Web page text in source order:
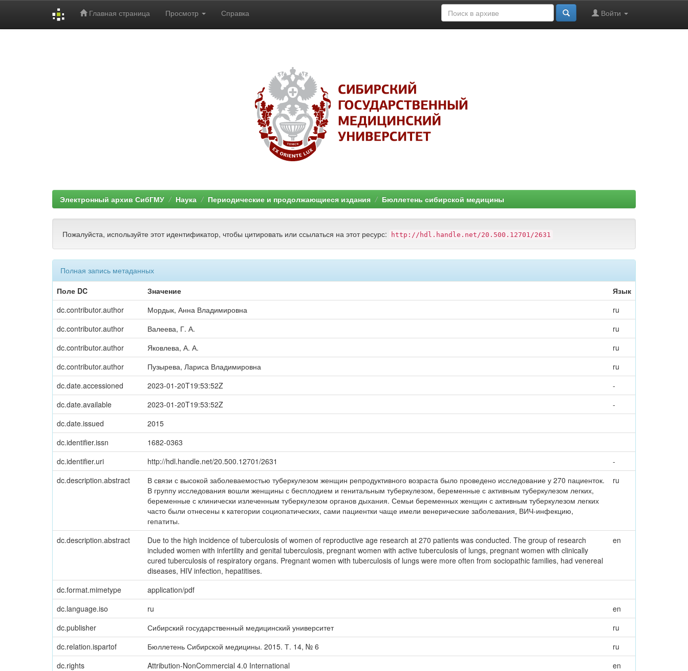
Главная страница Просмотр Справка Войти
Электронный архив СибГМУ Наука Периодические и продолжающиеся издания Бюллетень сибирской медицины
Пожалуйста, используйте этот идентификатор, чтобы цитировать или ссылаться на этот ресурс: http://hdl.handle.net/20.500.12701/2631
Полная запись метаданных
Поле DC
Значение
Язык
dc.contributor.author
Мордык, Анна Владимировна
ru
dc.contributor.author
Валеева, Г. А.
ru
dc.contributor.author
Яковлева, А. А.
ru
dc.contributor.author
Пузырева, Лариса Владимировна
ru
dc.date.accessioned
2023-01-20T19:53:52Z
-
dc.date.available
2023-01-20T19:53:52Z
-
dc.date.issued
2015
dc.identifier.issn
1682-0363
dc.identifier.uri
http://hdl.handle.net/20.500.12701/2631
-
dc.description.abstract
В связи с высокой заболеваемостью туберкулезом женщин репродуктивного возраста было проведено исследование у 270 пациенток.
В группу исследования вошли женщины с бесплодием и генитальным туберкулезом, беременные с активным туберкулезом легких,
беременные с клинически излеченным туберкулезом органов дыхания. Семьи беременных женщин с активным туберкулезом легких
часто были отнесены к категории социопатических, сами пациентки чаще имели венерические заболевания, ВИЧ-инфекцию,
гепатиты.
ru
dc.description.abstract
Due to the high incidence of tuberculosis of women of reproductive age research at 270 patients was conducted. The group of research
included women with infertility and genital tuberculosis, pregnant women with active tuberculosis of lungs, pregnant women with clinically
cured tuberculosis of respiratory organs. Pregnant women with tuberculosis of lungs were more often from sociopathic families, had venereal
diseases, HIV infection, hepatitises.
en
dc.format.mimetype
application/pdf
dc.language.iso
ru
en
dc.publisher
Сибирский государственный медицинский университет
ru
dc.relation.ispartof
Бюллетень Сибирской медицины. 2015. Т. 14, № 6
ru
dc.rights
Attribution-NonCommercial 4.0 International
en